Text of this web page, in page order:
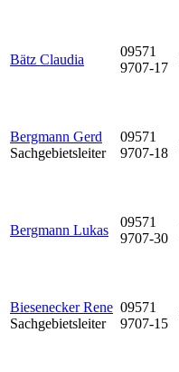
Bätz Claudia
09571
9707-17
Bergmann Gerd
Sachgebietsleiter
09571
9707-18
Bergmann Lukas
09571
9707-30
Biesenecker Rene
Sachgebietsleiter
09571
9707-15